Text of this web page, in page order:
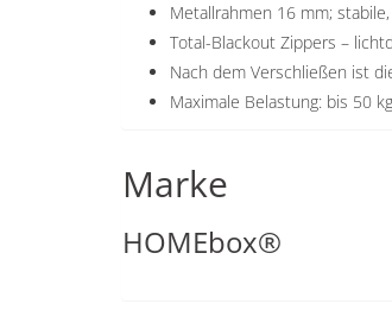
Metallrahmen 16 mm;
Total-Blackout Zippers –
Nach dem Verschließen ist
Maximale Belastung: bis 50 kg
Marke
HOMEbox®